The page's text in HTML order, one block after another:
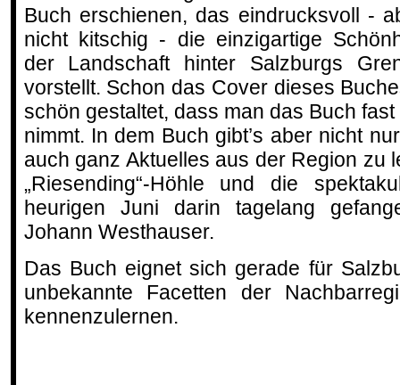
Buch erschienen, das eindrucksvoll -
nicht kitschig - die einzigartige
der Landschaft hinter Salzburgs
vorstellt. Schon das Cover dieses
schön gestaltet, dass man das Buch
nimmt. In dem Buch gibt’s aber nicht
auch ganz Aktuelles aus der Region zu
„Riesending“-Höhle und die
heurigen Juni darin tagelang
Johann Westhauser.
Das Buch eignet sich gerade für
unbekannte Facetten der
kennenzulernen.